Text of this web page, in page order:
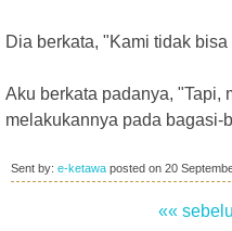
Dia berkata, "Kami tidak
Aku berkata padanya, "Tapi,
melakukannya pada bagasi-
Sent by: e-ketawa posted on 20
««